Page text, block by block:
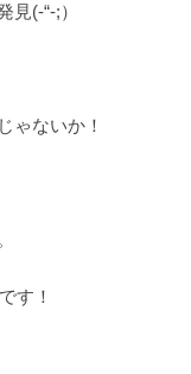
(-“-;）
ゃないか！
す！